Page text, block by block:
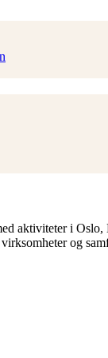
aktiviteter i
og